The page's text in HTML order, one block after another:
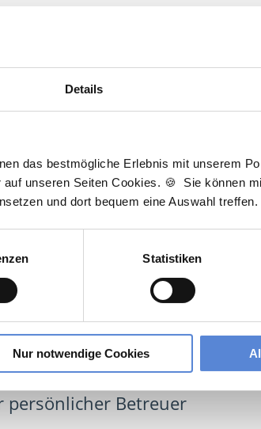
Details
das bestmögliche Erlebnis mit unserem
unseren Seiten Cookies. 🍪 Sie können
und dort bequem eine Auswahl treffen.
Statistiken
Nur notwendige Cookies
kostenlos Details anfragen
7 BesucherfürStellenangebote als
Allgemeinmedizin.
als Markdown (CC BY 4.0)
persönlicher Betreuer